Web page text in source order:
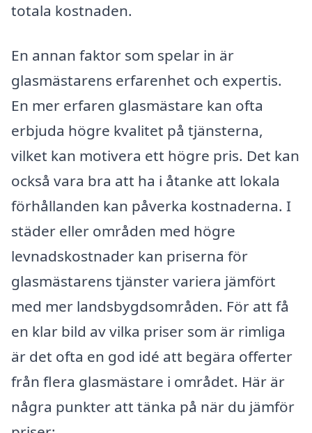
totala kostnaden.
En annan faktor som spelar in är
glasmästarens erfarenhet och expertis.
En mer erfaren glasmästare kan ofta
erbjuda högre kvalitet på tjänsterna,
vilket kan motivera ett högre pris. Det kan
också vara bra att ha i åtanke att lokala
förhållanden kan påverka kostnaderna. I
städer eller områden med högre
levnadskostnader kan priserna för
glasmästarens tjänster variera jämfört
med mer landsbygdsområden. För att få
en klar bild av vilka priser som är rimliga
är det ofta en god idé att begära offerter
från flera glasmästare i området. Här är
några punkter att tänka på när du jämför